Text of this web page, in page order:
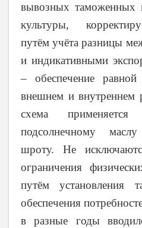
вывозных таможенных
культуры,
путём учёта разницы
и индикативными
– обеспечение
внешнем и внутреннем
схема
подсолнечному
шроту. Не
ограничения
путём установления
обеспечения
в разные годы